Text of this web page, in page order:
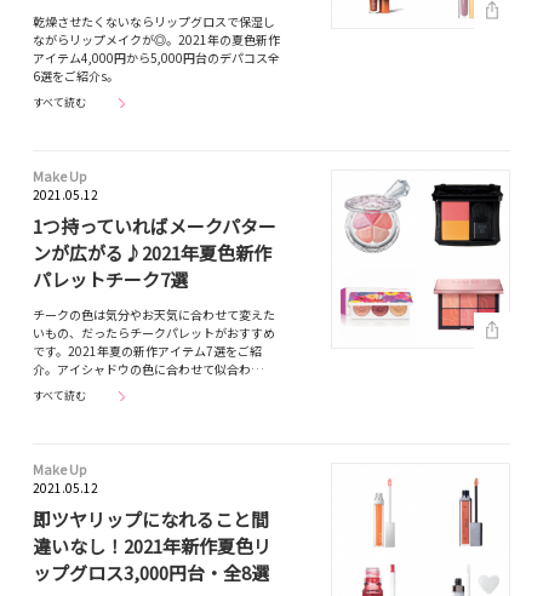
乾燥させたくないならリップグロスで保湿し
ながらリップメイクが◎。2021年の夏色新作
アイテム4,000円から5,000円台のデパコス全
6選をご紹介s。
すべて読む
Make Up
2021.05.12
1つ持っていればメークパター
ンが広がる♪2021年夏色新作
パレットチーク7選
チークの色は気分やお天気に合わせて変えた
いもの、だったらチークパレットがおすすめ
です。2021年夏の新作アイテム7選をご紹
介。アイシャドウの色に合わせて似合わ…
すべて読む
Make Up
2021.05.12
即ツヤリップになれること間
違いなし！2021年新作夏色リ
ップグロス3,000円台・全8選